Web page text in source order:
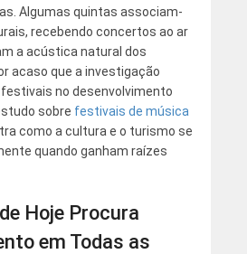
Algumas quintas associam-
recebendo concertos ao ar
a acústica natural dos
acaso que a investigação
no desenvolvimento
sobre festivais de música
como a cultura e o turismo se
quando ganham raízes
Hoje Procura
em Todas as